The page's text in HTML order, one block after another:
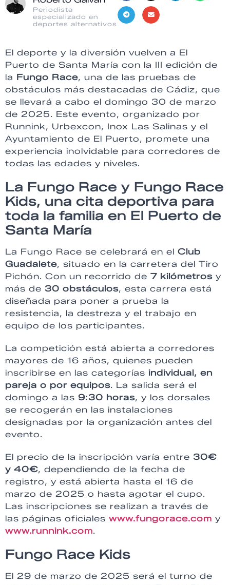
Periodista
especializado en
deportes alternativos
El deporte y la diversión vuelven a El
Puerto de Santa María con la III edición de
la Fungo Race, una de las pruebas de
obstáculos más destacadas de Cádiz, que
se llevará a cabo el domingo 30 de marzo
de 2025. Este evento, organizado por
Runnink, Urbexcon, Inox Las Salinas y el
Ayuntamiento de El Puerto, promete una
experiencia inolvidable para corredores de
todas las edades y niveles.
La Fungo Race y Fungo Race
Kids, una cita deportiva para
toda la familia en El Puerto de
Santa María
La Fungo Race se celebrará en el Club
Guadalete, situado en la carretera del Tiro
Pichón. Con un recorrido de 7 kilómetros y
más de 30 obstáculos, esta carrera está
diseñada para poner a prueba la
resistencia, la destreza y el trabajo en
equipo de los participantes.
La competición está abierta a corredores
mayores de 16 años, quienes pueden
inscribirse en las categorías individual, en
pareja o por equipos. La salida será el
domingo a las 9:30 horas, y los dorsales
se recogerán en las instalaciones
designadas por la organización antes del
evento.
El precio de la inscripción varía entre 30€
y 40€, dependiendo de la fecha de
registro, y está abierta hasta el 16 de
marzo de 2025 o hasta agotar el cupo.
Las inscripciones se realizan a través de
las páginas oficiales www.fungorace.com y
www.runnink.com.
Fungo Race Kids
El 29 de marzo de 2025 será el turno de